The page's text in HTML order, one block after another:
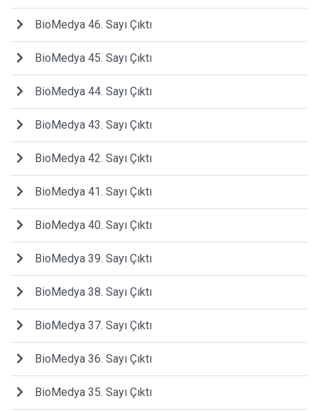
BioMedya 46. Sayı Çıktı
BioMedya 45. Sayı Çıktı
BioMedya 44. Sayı Çıktı
BioMedya 43. Sayı Çıktı
BioMedya 42. Sayı Çıktı
BioMedya 41. Sayı Çıktı
BioMedya 40. Sayı Çıktı
BioMedya 39. Sayı Çıktı
BioMedya 38. Sayı Çıktı
BioMedya 37. Sayı Çıktı
BioMedya 36. Sayı Çıktı
BioMedya 35. Sayı Çıktı